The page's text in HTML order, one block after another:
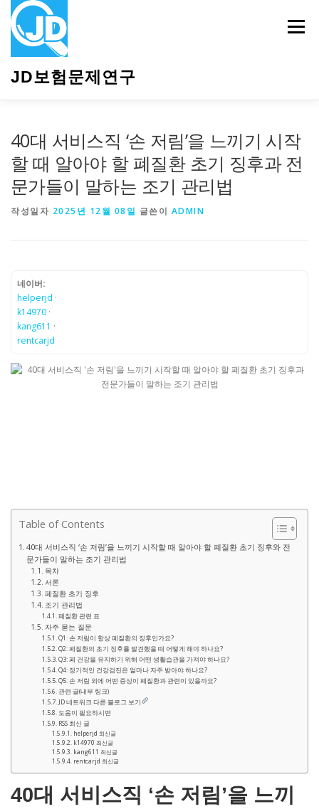
JD보험문제연구
메뉴
40대 서비스직 ‘손 저림’을 느끼기 시작
할 때 알아야 할 폐질환 초기 징후과 전
문가들이 말하는 조기 관리법
작성일자 2025년 12월 08일 글쓴이 ADMIN
네이버:
helperjd ·
k14970 ·
kang611 ·
rentcarjd
Table of Contents
40대 서비스직 ‘손 저림’을 느끼기 시작할 때 알아야 할 폐질환 초기 징후와 전
문가들이 말하는 조기 관리법
목차
서론
폐질환 초기 징후
조기 관리법
폐질환 관련 표
자주 묻는 질문
Q1: 손 저림이 항상 폐질환의 징후인가요?
Q2: 폐질환의 초기 징후를 발견했을 때 어떻게 해야 하나요?
Q3: 폐 건강을 유지하기 위해 어떤 생활습관을 가져야 하나요?
Q4: 정기적인 건강검진은 얼마나 자주 받아야 하나요?
Q5: 손 저림 외에 어떤 증상이 폐질환과 관련이 있을까요?
관련 글(내부 링크)
JD 네트워크 다른 블로그 보기
도움이 필요하시면
RSS 최신 글
helperjd 최신글
k14970 최신글
kang611 최신글
rentcarjd 최신글
40대 서비스직 ‘손 저림’을 느끼